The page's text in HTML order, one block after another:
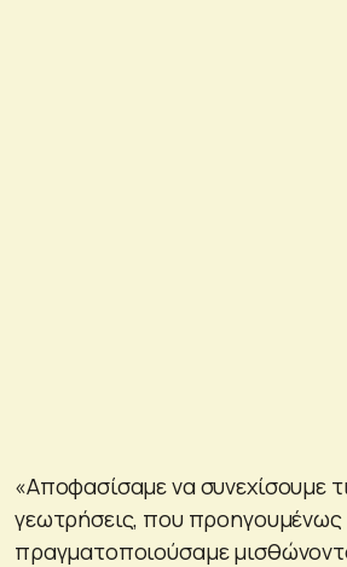
«Αποφασίσαμε να συνεχίσουμε
γεωτρήσεις, που προηγουμένως
πραγματοποιούσαμε